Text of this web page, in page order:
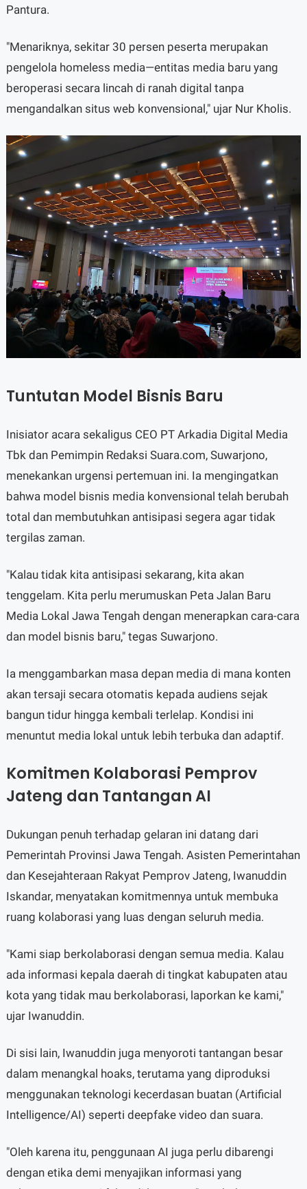
Pantura.
"Menariknya, sekitar 30 persen peserta merupakan
pengelola homeless media—entitas media baru yang
beroperasi secara lincah di ranah digital tanpa
mengandalkan situs web konvensional," ujar Nur Kholis.
Tuntutan Model Bisnis Baru
Inisiator acara sekaligus CEO PT Arkadia Digital Media
Tbk dan Pemimpin Redaksi Suara.com, Suwarjono,
menekankan urgensi pertemuan ini. Ia mengingatkan
bahwa model bisnis media konvensional telah berubah
total dan membutuhkan antisipasi segera agar tidak
tergilas zaman.
"Kalau tidak kita antisipasi sekarang, kita akan
tenggelam. Kita perlu merumuskan Peta Jalan Baru
Media Lokal Jawa Tengah dengan menerapkan cara-cara
dan model bisnis baru," tegas Suwarjono.
Ia menggambarkan masa depan media di mana konten
akan tersaji secara otomatis kepada audiens sejak
bangun tidur hingga kembali terlelap. Kondisi ini
menuntut media lokal untuk lebih terbuka dan adaptif.
Komitmen Kolaborasi Pemprov
Jateng dan Tantangan AI
Dukungan penuh terhadap gelaran ini datang dari
Pemerintah Provinsi Jawa Tengah. Asisten Pemerintahan
dan Kesejahteraan Rakyat Pemprov Jateng, Iwanuddin
Iskandar, menyatakan komitmennya untuk membuka
ruang kolaborasi yang luas dengan seluruh media.
"Kami siap berkolaborasi dengan semua media. Kalau
ada informasi kepala daerah di tingkat kabupaten atau
kota yang tidak mau berkolaborasi, laporkan ke kami,"
ujar Iwanuddin.
Di sisi lain, Iwanuddin juga menyoroti tantangan besar
dalam menangkal hoaks, terutama yang diproduksi
menggunakan teknologi kecerdasan buatan (Artificial
Intelligence/AI) seperti deepfake video dan suara.
"Oleh karena itu, penggunaan AI juga perlu dibarengi
dengan etika demi menyajikan informasi yang